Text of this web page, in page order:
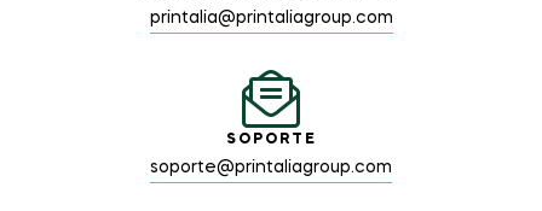
printalia@printaliagroup.com
SOPORTE
soporte@printaliagroup.com